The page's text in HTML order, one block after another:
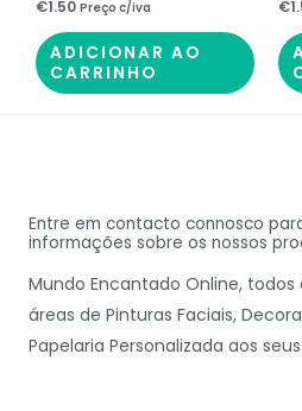
€1.50 Preço c/iva
ADICIONAR AO
CARRINHO
€
Entre em contacto connosco
informações sobre os nossos
Mundo Encantado Online, todos
áreas de Pinturas Faciais,
Papelaria Personalizada aos